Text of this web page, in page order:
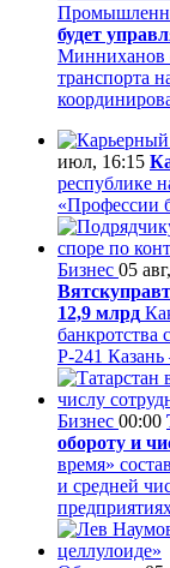
будет
Минниханов
транспорта
июл, 16:15
республике
«Профессии
Бизнес 05
12,9 млрд
банкротства
Р‑241
Бизнес 00:00
обороту и
время»
и средней